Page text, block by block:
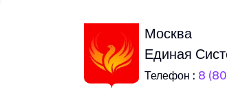
Москва
Единая
Телефон : 8